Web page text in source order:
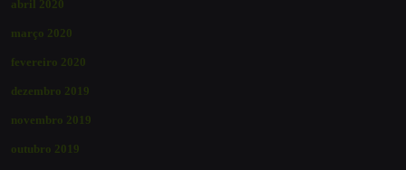
abril 2020
março 2020
fevereiro 2020
dezembro 2019
novembro 2019
outubro 2019